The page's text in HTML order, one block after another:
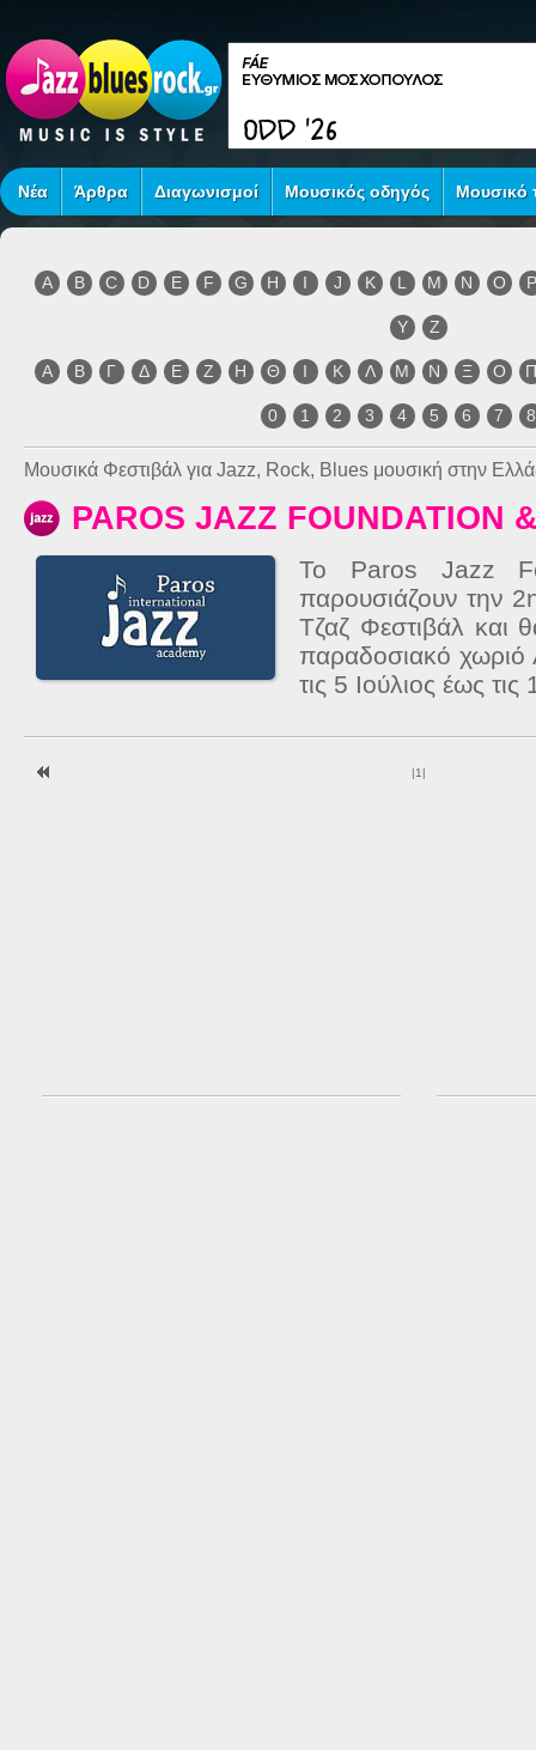
Νέα Άρθρα Διαγωνισμοί Μουσικός οδηγός Μουσικό
A B C D E F G H I J K L M N O P
Y Z
Α Β Γ Δ Ε Ζ Η Θ Ι Κ Λ Μ Ν Ξ Ο
0 1 2 3 4 5 6 7 8
Μουσικά Φεστιβάλ για Jazz, Rock, Blues μουσική στην
PAROS JAZZ FOUNDATION
Το Paros Jazz
παρουσιάζουν την
Τζαζ Φεστιβάλ και
παραδοσιακό
τις 5 Ιούλιος έως
|1 |